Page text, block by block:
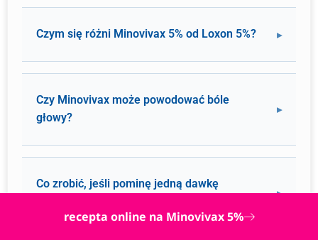
Czym się różni Minovivax 5% od Loxon 5%?
Czy Minovivax może powodować bóle
głowy?
Co zrobić, jeśli pominę jedną dawkę
recepta online na Minovivax 5%